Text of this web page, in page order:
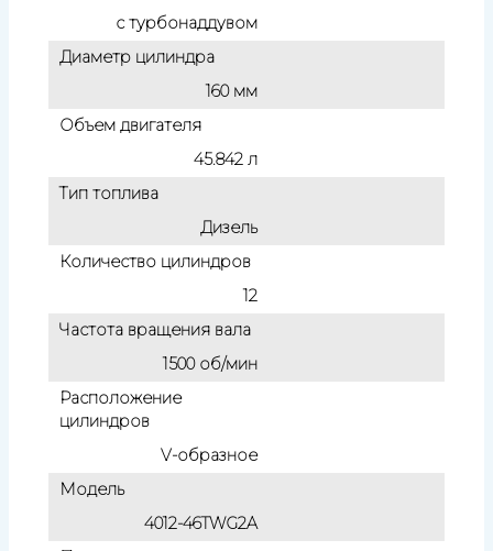
с турбонаддувом
Диаметр цилиндра
160 мм
Объем двигателя
45.842 л
Тип топлива
Дизель
Количество цилиндров
12
Частота вращения вала
1500 об/мин
Расположение
цилиндров
V-образное
Модель
4012-46TWG2A